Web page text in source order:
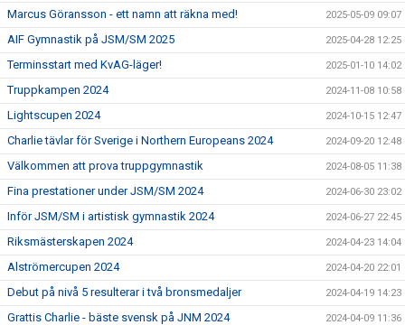
Marcus Göransson - ett namn att räkna med! 2025-05-09 09:07
AIF Gymnastik på JSM/SM 2025 2025-04-28 12:25
Terminsstart med KvAG-läger! 2025-01-10 14:02
Truppkampen 2024 2024-11-08 10:58
Lightscupen 2024 2024-10-15 12:47
Charlie tävlar för Sverige i Northern Europeans 2024 2024-09-20 12:48
Välkommen att prova truppgymnastik 2024-08-05 11:38
Fina prestationer under JSM/SM 2024 2024-06-30 23:02
Inför JSM/SM i artistisk gymnastik 2024 2024-06-27 22:45
Riksmästerskapen 2024 2024-04-23 14:04
Alströmercupen 2024 2024-04-20 22:01
Debut på nivå 5 resulterar i två bronsmedaljer 2024-04-19 14:23
Grattis Charlie - bäste svensk på JNM 2024 2024-04-09 11:36